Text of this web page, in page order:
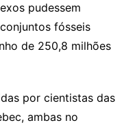
pudessem
fósseis
de 250,8 milhões
por cientistas das
ambas no